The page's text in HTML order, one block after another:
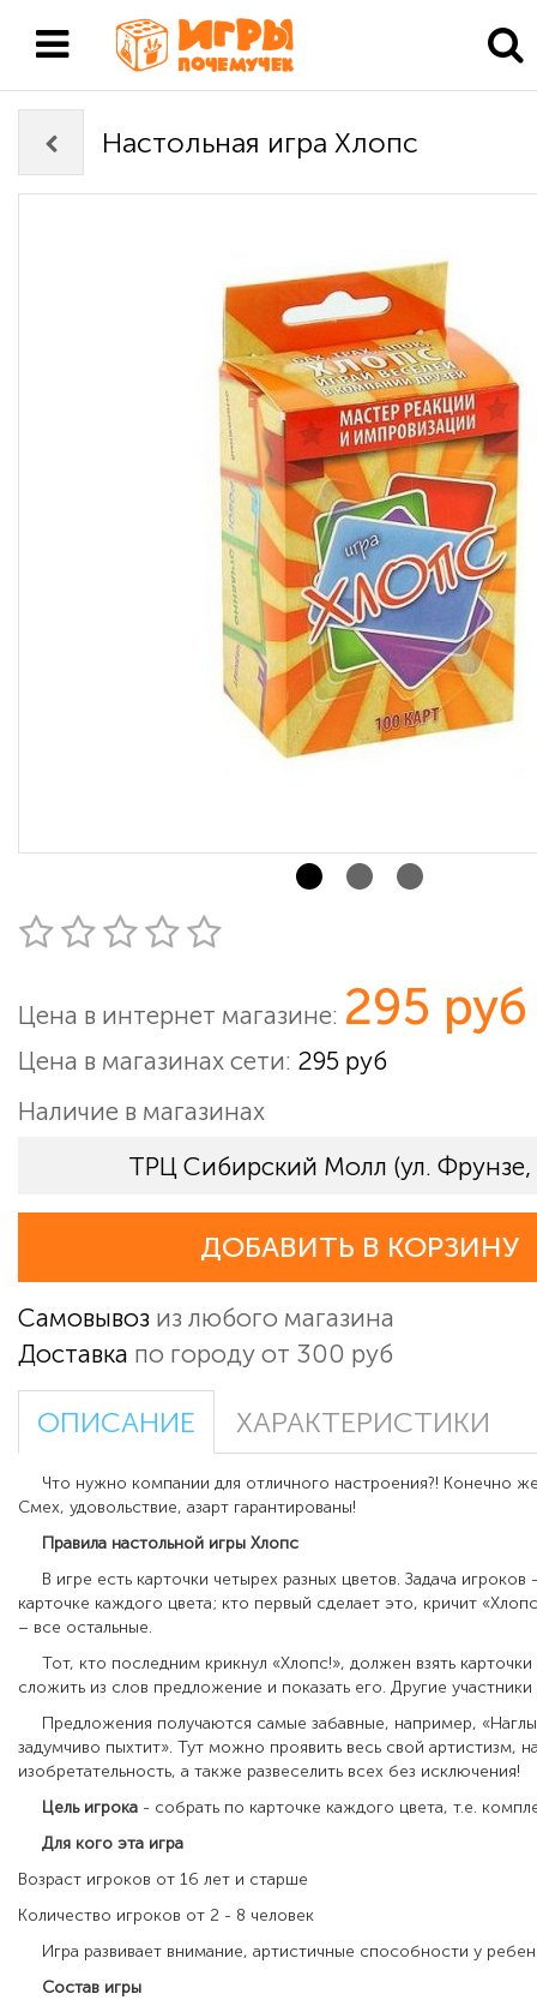
Настольная игра Хлопс
Цена в интернет магазине: 295 руб
Цена в магазинах сети: 295 руб
Наличие в магазинах
ТРЦ Сибирский Молл (ул.
ДОБАВИТЬ В КОРЗИНУ
Самовывоз из любого магазина
Доставка по городу от 300 руб
ОПИСАНИЕ ХАРАКТЕРИСТИКИ
Что нужно компании для отличного настроения?! Конечно
Смех, удовольствие, азарт гарантированы!
Правила настольной игры Хлопс
В игре есть карточки четырех разных цветов. Задача
карточке каждого цвета; кто первый сделает это, кричит
– все остальные.
Тот, кто последним крикнул «Хлопс!», должен взять карточки
сложить из слов предложение и показать его. Другие участники
Предложения получаются самые забавные, например,
задумчиво пыхтит». Тут можно проявить весь свой артистизм,
изобретательность, а также развеселить всех без исключения!
Цель игрока - собрать по карточке каждого цвета, т.е.
Для кого эта игра
Возраст игроков от 16 лет и старше
Количество игроков от 2 - 8 человек
Игра развивает внимание, артистичные способности у
Состав игры